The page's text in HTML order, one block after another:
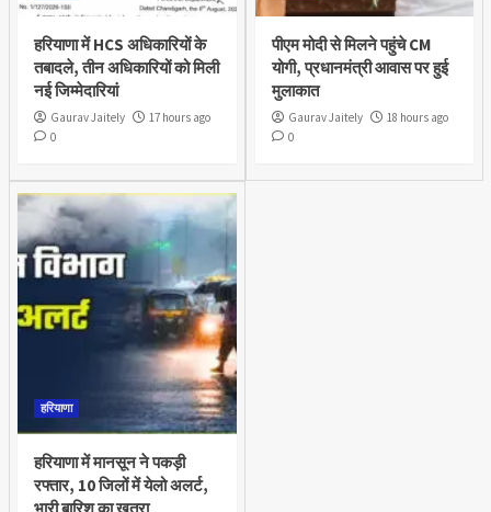
हरियाणा में HCS अधिकारियों के
तबादले, तीन अधिकारियों को मिली
नई जिम्मेदारियां
Gaurav Jaitely
17 hours ago
0
पीएम मोदी से मिलने पहुंचे CM
योगी, प्रधानमंत्री आवास पर हुई
मुलाकात
Gaurav Jaitely
18 hours ago
0
हरियाणा
हरियाणा में मानसून ने पकड़ी
रफ्तार, 10 जिलों में येलो अलर्ट,